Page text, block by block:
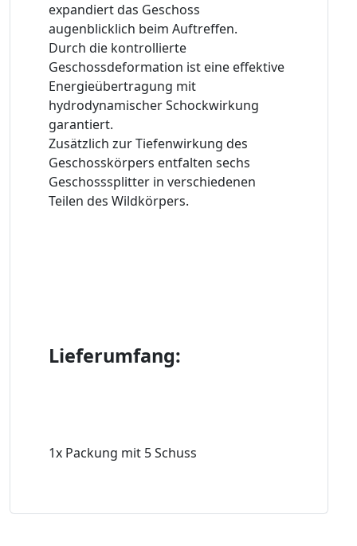
expandiert das Geschoss
augenblicklich beim Auftreffen.
Durch die kontrollierte
Geschossdeformation ist eine effektive
Energieübertragung mit
hydrodynamischer Schockwirkung
garantiert.
Zusätzlich zur Tiefenwirkung des
Geschosskörpers entfalten sechs
Geschosssplitter in verschiedenen
Teilen des Wildkörpers.
Lieferumfang:
1x Packung mit 5 Schuss